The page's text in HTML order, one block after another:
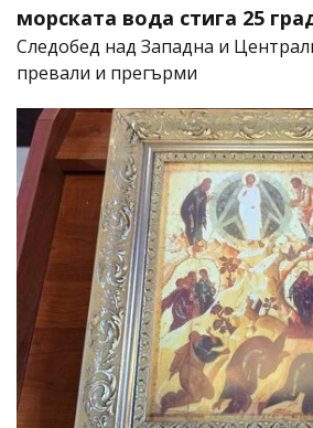
морската вода стига 25
Следобед над Западна и
превали и прегърми